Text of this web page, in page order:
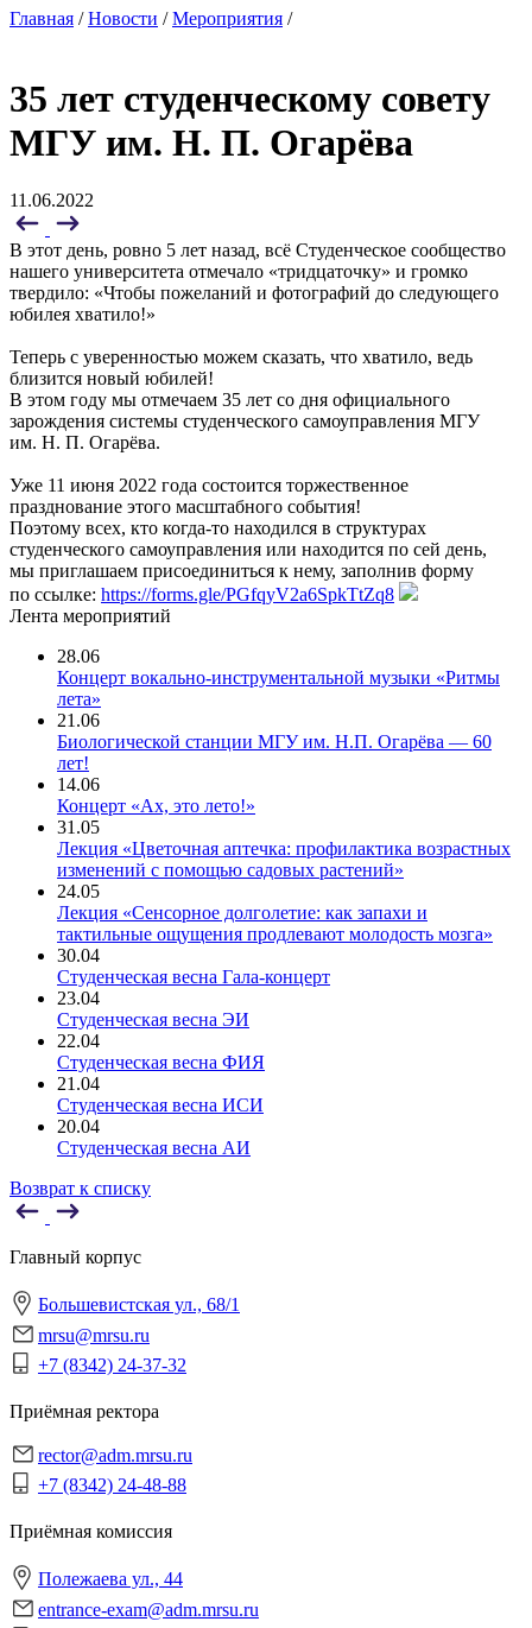
Главная /Новости /Мероприятия /
35 лет студенческому совету
МГУ им. Н. П. Огарёва
11.06.2022
В этот день, ровно 5 лет назад, всё Студенческое сообщество
нашего университета отмечало «тридцаточку» и громко
твердило: «Чтобы пожеланий и фотографий до следующего
юбилея хватило!»
Теперь с уверенностью можем сказать, что хватило, ведь
близится новый юбилей!
В этом году мы отмечаем 35 лет со дня официального
зарождения системы студенческого самоуправления МГУ
им. Н. П. Огарёва.
Уже 11 июня 2022 года состоится торжественное
празднование этого масштабного события!
Поэтому всех, кто когда-то находился в структурах
студенческого самоуправления или находится по сей день,
мы приглашаем присоединиться к нему, заполнив форму
по ссылке: https://forms.gle/PGfqyV2a6SpkTtZq8
Лента мероприятий
28.06
Концерт вокально-инструментальной музыки «Ритмы
лета»
21.06
Биологической станции МГУ им. Н.П. Огарёва — 60
лет!
14.06
Концерт «Ах, это лето!»
31.05
Лекция «Цветочная аптечка: профилактика возрастных
изменений с помощью садовых растений»
24.05
Лекция «Сенсорное долголетие: как запахи и
тактильные ощущения продлевают молодость мозга»
30.04
Студенческая весна Гала-концерт
23.04
Студенческая весна ЭИ
22.04
Студенческая весна ФИЯ
21.04
Студенческая весна ИСИ
20.04
Студенческая весна АИ
Возврат к списку
Главный корпус
Большевистская ул., 68/1
mrsu@mrsu.ru
+7 (8342) 24-37-32
Приёмная ректора
rector@adm.mrsu.ru
+7 (8342) 24-48-88
Приёмная комиссия
Полежаева ул., 44
entrance-exam@adm.mrsu.ru